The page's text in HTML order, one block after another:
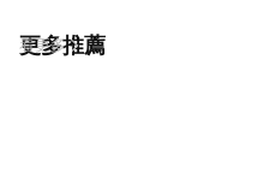
更多推薦
看更多